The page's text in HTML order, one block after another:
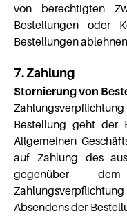
von berechtigten
Bestellungen oder
Bestellungen
7. Zahlung
Stornierung von
Bestellung geht der
Allgemeinen
auf Zahlung des
gegenüber
Absendens der